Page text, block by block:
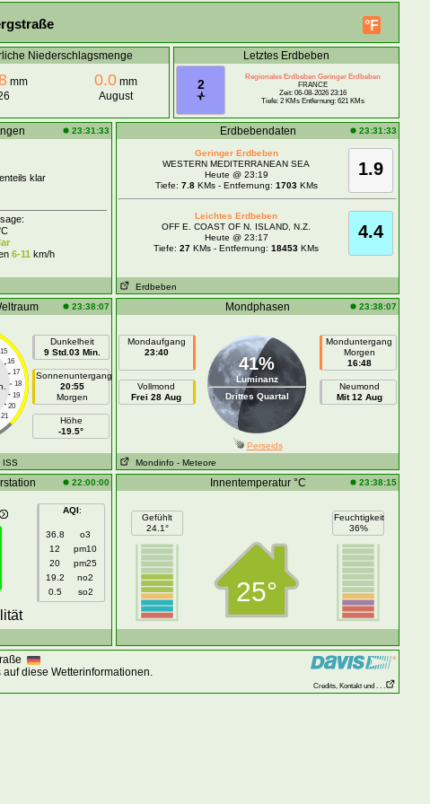
°F
Niederschlagsmenge
mm
0.0 mm
August
Letztes Erdbeben
2
Regionales Erdbeben Geringer Erdbeben
FRANCE
Zeit: 06-08-2026 23:16
Tiefe: 2 KMs Entfernung: 621 KMs
23:31:33
klar
6-11 km/h
Erdbebendaten 23:31:33
1.9
Geringer Erdbeben
WESTERN MEDITERRANEAN SEA
Heute @ 23:19
Tiefe: 7.8KMs - Entfernung: 1703KMs
4.4
Leichtes Erdbeben
OFF E. COAST OF N. ISLAND, N.Z.
Heute @ 23:17
Tiefe: 27 KMs - Entfernung: 18453 KMs
Erdbeben
23:38:07
15
16
17
18
19
20
21
Dunkelheit
9 Std.03 Min.
Sonnenuntergang
20:55
Morgen
Höhe
-19.5°
ISS
Mondphasen 23:38:07
Mondaufgang
23:40
Vollmond
Frei 28 Aug
41%
Luminanz
Drittes Quartal
Monduntergang
Morgen
16:48
Neumond
Mit 12 Aug
Perseids
Mondinfo - Meteore
22:00:00
AQI:
36.8
o3
12
pm10
20
pm25
19.2
no2
0.5
so2
Innentemperatur °C 23:38:15
Gefühlt
24.1°
25°
Feuchtigkeit
36%
diese Wetterinformationen.
Credits, Kontakt und . . .